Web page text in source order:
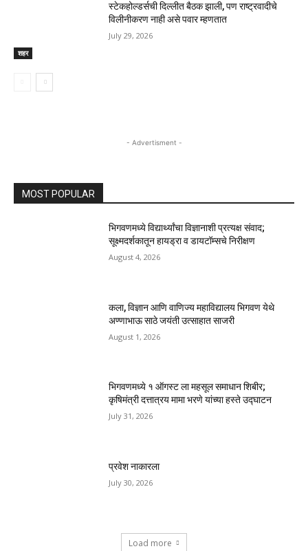
शहर
स्टेकहोल्डर्सची दिल्लीत बैठक झाली, पण राष्ट्रवादीचे
विलीनीकरण नाही असे पवार म्हणतात
July 29, 2026
- Advertisment -
MOST POPULAR
भिगवणमध्ये विद्यार्थ्यांचा विज्ञानाशी प्रत्यक्ष संवाद;
सूक्ष्मदर्शकातून हायड्रा व डायटॉम्सचे निरीक्षण
August 4, 2026
कला, विज्ञान आणि वाणिज्य महाविद्यालय भिगवण येथे
अण्णाभाऊ साठे जयंती उत्साहात साजरी
August 1, 2026
भिगवणमध्ये १ ऑगस्ट ला महसूल समाधान शिबीर;
कृषिमंत्री दत्तात्रय मामा भरणे यांच्या हस्ते उद्घाटन
July 31, 2026
प्रवेश नाकारला
July 30, 2026
Load more